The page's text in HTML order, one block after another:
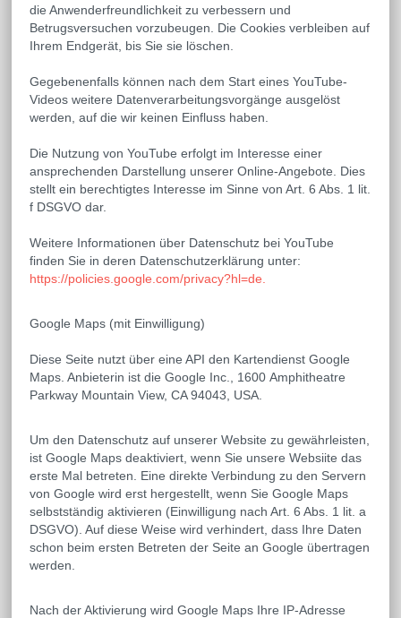
die Anwenderfreundlichkeit zu verbessern und
Betrugsversuchen vorzubeugen. Die Cookies verbleiben auf
Ihrem Endgerät, bis Sie sie löschen.
Gegebenenfalls können nach dem Start eines YouTube-
Videos weitere Datenverarbeitungsvorgänge ausgelöst
werden, auf die wir keinen Einfluss haben.
Die Nutzung von YouTube erfolgt im Interesse einer
ansprechenden Darstellung unserer Online-Angebote. Dies
stellt ein berechtigtes Interesse im Sinne von Art. 6 Abs. 1 lit.
f DSGVO dar.
Weitere Informationen über Datenschutz bei YouTube
finden Sie in deren Datenschutzerklärung unter:
https://policies.google.com/privacy?hl=de.
Google Maps (mit Einwilligung)
Diese Seite nutzt über eine API den Kartendienst Google
Maps. Anbieterin ist die Google Inc., 1600 Amphitheatre
Parkway Mountain View, CA 94043, USA.
Um den Datenschutz auf unserer Website zu gewährleisten,
ist Google Maps deaktiviert, wenn Sie unsere Websiite das
erste Mal betreten. Eine direkte Verbindung zu den Servern
von Google wird erst hergestellt, wenn Sie Google Maps
selbstständig aktivieren (Einwilligung nach Art. 6 Abs. 1 lit. a
DSGVO). Auf diese Weise wird verhindert, dass Ihre Daten
schon beim ersten Betreten der Seite an Google übertragen
werden.
Nach der Aktivierung wird Google Maps Ihre IP-Adresse